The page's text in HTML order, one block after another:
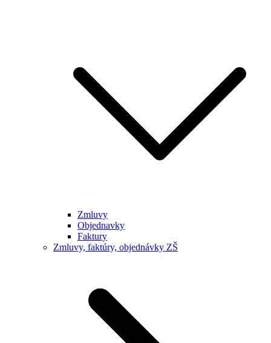
Zmluvy
Objednavky
Faktury
Zmluvy, faktúry, objednávky ZŠ